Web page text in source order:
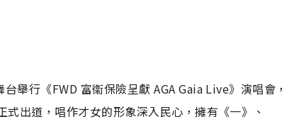
舉行《FWD 富衞保險呈獻 AGA Gaia Live》演唱會
出道，唱作才女的形象深入民心，擁有《一》、